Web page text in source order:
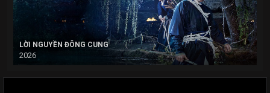
LỜI NGUYỀN ĐÔNG CUNG
2026